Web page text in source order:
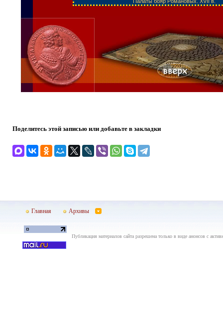
Поделитесь этой записью или добавьте в закладки
Главная Архивы
Публикация материалов сайта разрешена только в виде анонсов с